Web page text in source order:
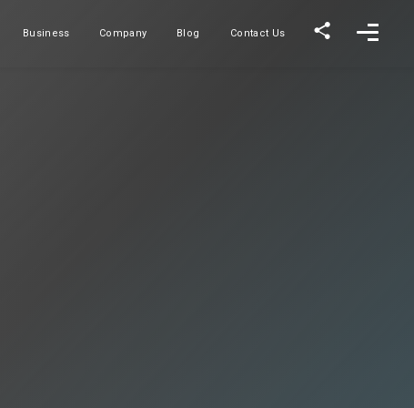
Business
事業内容 Company
会社概要 Blog
ブログ Contact Us
お問い合わせ